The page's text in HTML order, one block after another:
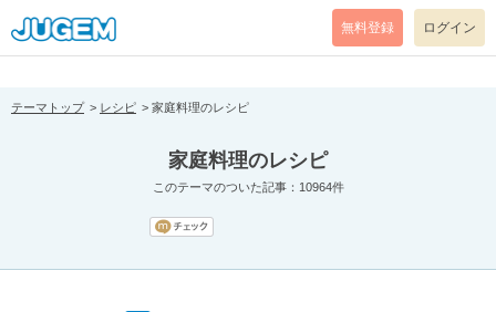
[pear_error: message="Success" code=0 mode=return level=notice
prefix="" info=""]
無料登録 ログイン
テーマトップ レシピ 家庭料理のレシピ
家庭料理のレシピ
このテーマのついた記事：10964件